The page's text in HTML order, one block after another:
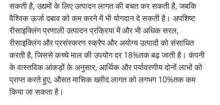
सकती है, उद्यमों के लिए उत्पादन लागत की बचत कर सकती है, जबकि
वैश्विक ऊर्जा दबाव को कम करने में भी योगदान दे सकती है। अपशिष्ट
रीसाइक्लिंग प्रणाली उत्पादन प्रक्रिया में और भी अधिक सरल,
रीसाइक्लिंग और प्रसंस्करण स्क्रैप और अयोग्य उत्पादों को संसाधित
करती है, जिससे कच्चे माल की उपयोग दर 18%तक बढ़ जाती है। कंपनी
के वास्तविक आंकड़ों के अनुसार, आर्थिक और पर्यावरणीय दोनों लाभों को
प्राप्त करते हुए, औसत मासिक खरीद लागत को लगभग 10%तक कम
किया जा सकता है।